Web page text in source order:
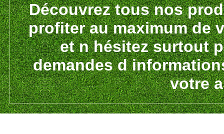
Découvrez tous nos
profiter au maximum de
et n hésitez surtout
demandes d
votre